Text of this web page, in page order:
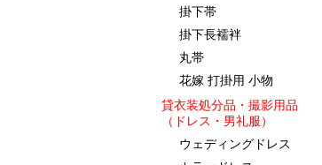
掛下帯
掛下長襦袢
丸帯
花嫁 打掛用 小物
貸衣装処分品・撮影用品
（ドレス・男礼服）
ウェディングドレス